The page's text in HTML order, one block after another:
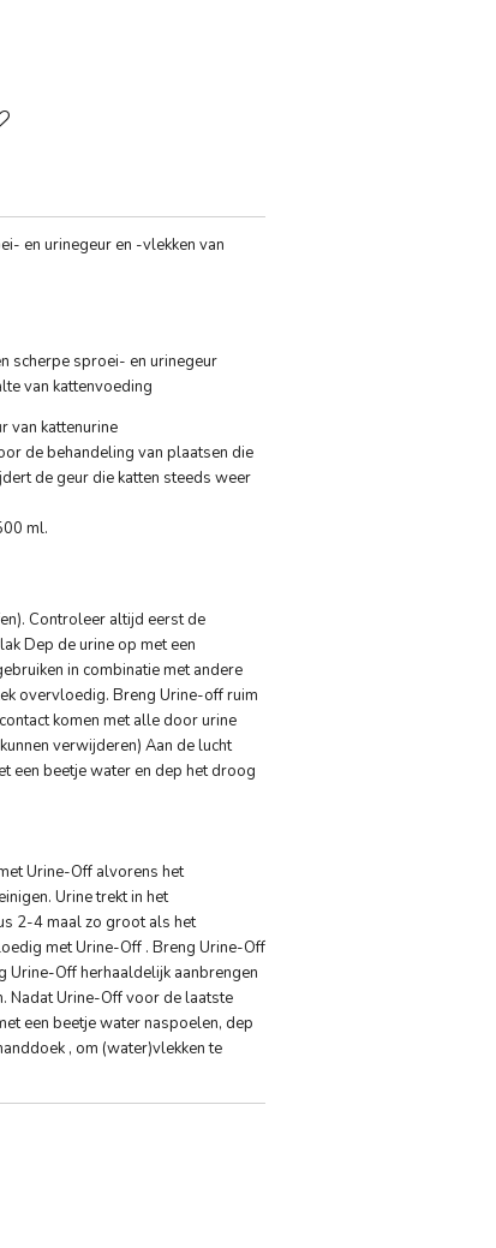
en urinegeur en -vlekken van
scherpe sproei- en urinegeur
van kattenvoeding
van kattenurine
de behandeling van plaatsen die
de geur die katten steeds weer
ml.
Controleer altijd eerst de
Dep de urine op met een
in combinatie met andere
overvloedig. Breng Urine-off ruim
komen met alle door urine
verwijderen) Aan de lucht
een beetje water en dep het droog
Urine-Off alvorens het
Urine trekt in het
2-4 maal zo groot als het
met Urine-Off . Breng Urine-Off
Urine-Off herhaaldelijk aanbrengen
Nadat Urine-Off voor de laatste
een beetje water naspoelen, dep
, om (water)vlekken te